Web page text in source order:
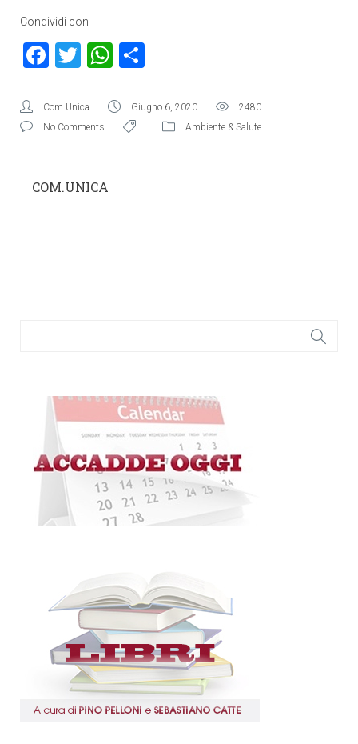
Condividi con
Facebook
TwitterWhatsApp
Com.Unica Giugno 6, 2020
2480
No Comments
Ambiente & Salute
COM.UNICA